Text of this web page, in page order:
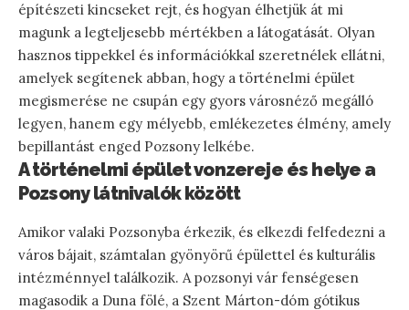
építészeti kincseket rejt, és hogyan élhetjük át mi
magunk a legteljesebb mértékben a látogatását. Olyan
hasznos tippekkel és információkkal szeretnélek ellátni,
amelyek segítenek abban, hogy a történelmi épület
megismerése ne csupán egy gyors városnéző megálló
legyen, hanem egy mélyebb, emlékezetes élmény, amely
bepillantást enged Pozsony lelkébe.
A történelmi épület vonzereje és helye a
Pozsony látnivalók között
Amikor valaki Pozsonyba érkezik, és elkezdi felfedezni a
város bájait, számtalan gyönyörű épülettel és kulturális
intézménnyel találkozik. A pozsonyi vár fenségesen
magasodik a Duna fölé, a Szent Márton-dóm gótikus